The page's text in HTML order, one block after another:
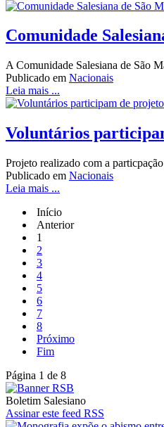
Comunidade
A Comunidade Salesiana de São
Publicado em Nacionais
Leia mais ...
Voluntários
Projeto realizado com a
Publicado em Nacionais
Leia mais ...
Início
Anterior
1
2
3
4
5
6
7
8
Próximo
Fim
Página 1 de 8
Boletim Salesiano
Assinar este feed RSS